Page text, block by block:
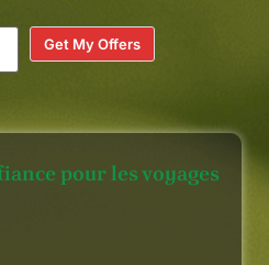
Get My Offers
pour les voyages